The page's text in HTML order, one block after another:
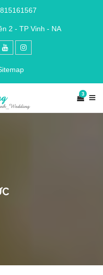
2 - TP Vinh - NA
3